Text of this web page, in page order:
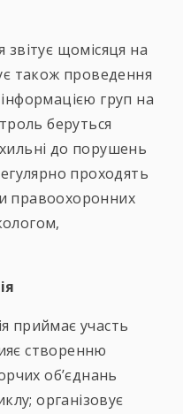
щомісяця на
також проведення
груп на
беруться
до порушень
проходять
правоохоронних
приймає участь
створенню
об’єднань
організовує